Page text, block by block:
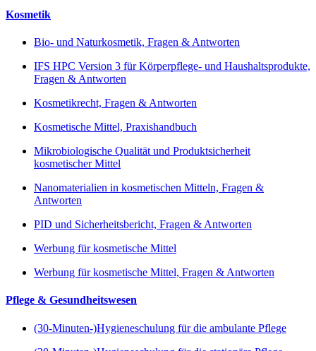
Kosmetik
Bio- und Naturkosmetik, Fragen & Antworten
IFS HPC Version 3 für Körperpflege- und Haushaltsprodukte,
Fragen & Antworten
Kosmetikrecht, Fragen & Antworten
Kosmetische Mittel, Praxishandbuch
Mikrobiologische Qualität und Produktsicherheit
kosmetischer Mittel
Nanomaterialien in kosmetischen Mitteln, Fragen &
Antworten
PID und Sicherheitsbericht, Fragen & Antworten
Werbung für kosmetische Mittel
Werbung für kosmetische Mittel, Fragen & Antworten
Pflege & Gesundheitswesen
(30-Minuten-)Hygieneschulung für die ambulante Pflege